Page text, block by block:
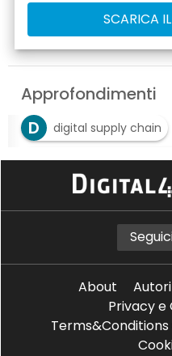
Approfondimenti
D
digital supply chain
G gestione
logistica paperless
About Autori
Privacy e